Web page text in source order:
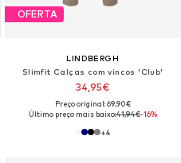
OFERTA
LINDBERGH
Slimfit Calças com vincos 'Club'
34,95€
Preço original: 69,90€
Último preço mais baixo:41,94€-16%
+4